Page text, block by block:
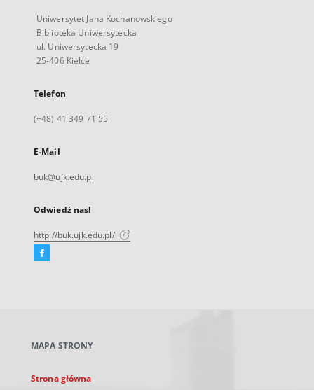
Uniwersytet Jana Kochanowskiego
Biblioteka Uniwersytecka
ul. Uniwersytecka 19
25-406 Kielce
Telefon
(+48) 41 349 71 55
E-Mail
buk@ujk.edu.pl
Odwiedź nas!
http://buk.ujk.edu.pl/
Facebook
karcie
MAPA STRONY
Strona główna